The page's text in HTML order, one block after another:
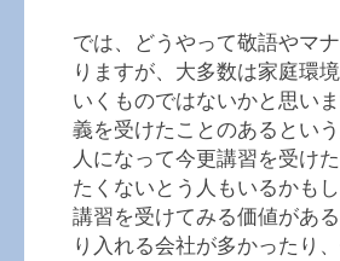
では、どうやって敬語やマ
りますが、大多数は家庭環
いくものではないかと思い
義を受けたことのあるとい
人になって今更講習を受け
たくないとう人もいるかも
講習を受けてみる価値があ
り入れる会社が多かったり